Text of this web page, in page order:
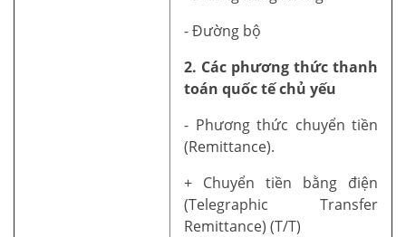
- Đường bộ
2. Các phương thức thanh
toán quốc tế chủ yếu
- Phương thức chuyển tiền
(Remittance).
+ Chuyển tiền bằng điện
(Telegraphic Transfer
Remittance) (T/T)